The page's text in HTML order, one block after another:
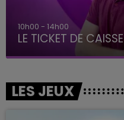
10h00 - 14h00
LE TICKET DE CAISSE
LES JEUX